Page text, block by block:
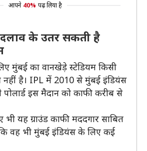
आपने 40% पढ़ लिया है
के उतर सकती है
मुंबई का वानखेड़े स्टेडियम किसी
है। IPL में 2010 से मुंबई इंडियंस
इस मैदान को काफी करीब से
यह ग्राउंड काफी मददगार साबित
वह भी मुंबई इंडियंस के लिए कई